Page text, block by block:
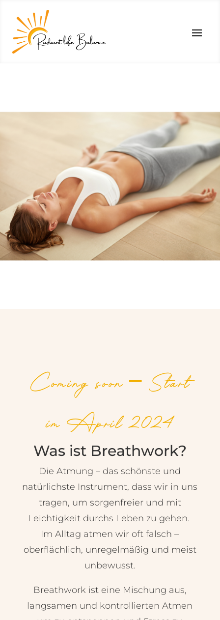
Coming soon – Start
im April 2024
Was ist Breathwork?
Die Atmung – das schönste und
natürlichste Instrument, dass wir in uns
tragen, um sorgenfreier und mit
Leichtigkeit durchs Leben zu gehen.
Im Alltag atmen wir oft falsch –
oberflächlich, unregelmäßig und meist
unbewusst.
Breathwork ist eine Mischung aus,
langsamen und kontrollierten Atmen